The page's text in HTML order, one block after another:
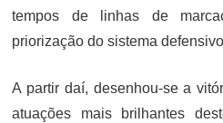
tempos de linhas de
priorização do sistema
A partir daí, desenhou-se a
atuações mais brilhantes